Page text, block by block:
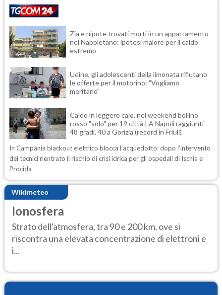
Zia e nipote trovati morti in un appartamento
nel Napoletano: ipotesi malore per il caldo
estremo
Udine, gli adolescenti della limonata rifiutano
le offerte per il motorino: "Vogliamo
meritarlo"
Caldo in leggero calo, nel weekend bollino
rosso "solo" per 19 città | A Napoli raggiunti
48 gradi, 40 a Gorizia (record in Friuli)
In Campania blackout elettrico blocca l'acquedotto: dopo l'intervento
dei tecnici rientrato il rischio di crisi idrica per gli ospedali di Ischia e
Procida
Wikimeteo
Ionosfera
Strato dell'atmosfera, tra 90 e 200 km, ove si
riscontra una elevata concentrazione di elettroni e
i...